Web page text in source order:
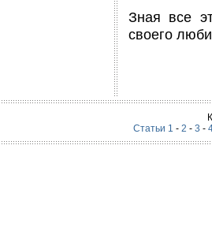
Зная все
своего
Статьи 1 - 2 - 3 -